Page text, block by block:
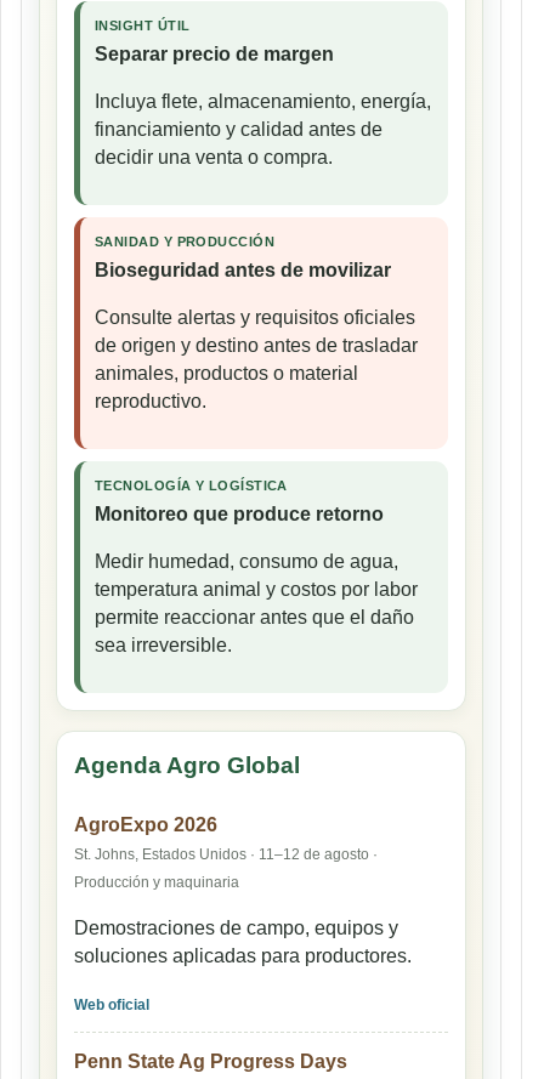
INSIGHT ÚTIL
Separar precio de margen
Incluya flete, almacenamiento, energía,
financiamiento y calidad antes de
decidir una venta o compra.
SANIDAD Y PRODUCCIÓN
Bioseguridad antes de movilizar
Consulte alertas y requisitos oficiales
de origen y destino antes de trasladar
animales, productos o material
reproductivo.
TECNOLOGÍA Y LOGÍSTICA
Monitoreo que produce retorno
Medir humedad, consumo de agua,
temperatura animal y costos por labor
permite reaccionar antes que el daño
sea irreversible.
Agenda Agro Global
AgroExpo 2026
St. Johns, Estados Unidos · 11–12 de agosto ·
Producción y maquinaria
Demostraciones de campo, equipos y
soluciones aplicadas para productores.
Web oficial
Penn State Ag Progress Days